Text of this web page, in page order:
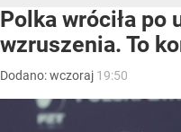
Polka wróciła po
wzruszenia. To
Dodano:wczoraj 19:50